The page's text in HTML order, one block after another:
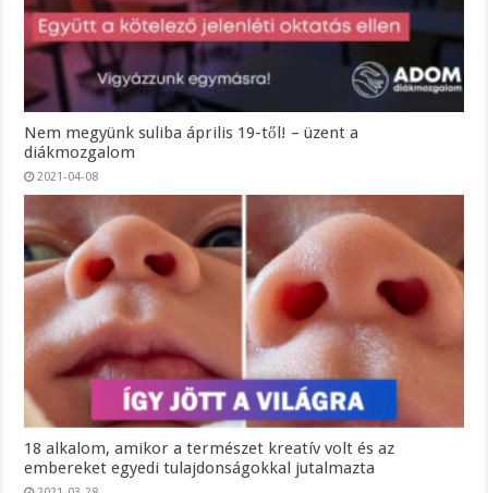
Nem megyünk suliba április 19-től! – üzent a
diákmozgalom
2021-04-08
18 alkalom, amikor a természet kreatív volt és az
embereket egyedi tulajdonságokkal jutalmazta